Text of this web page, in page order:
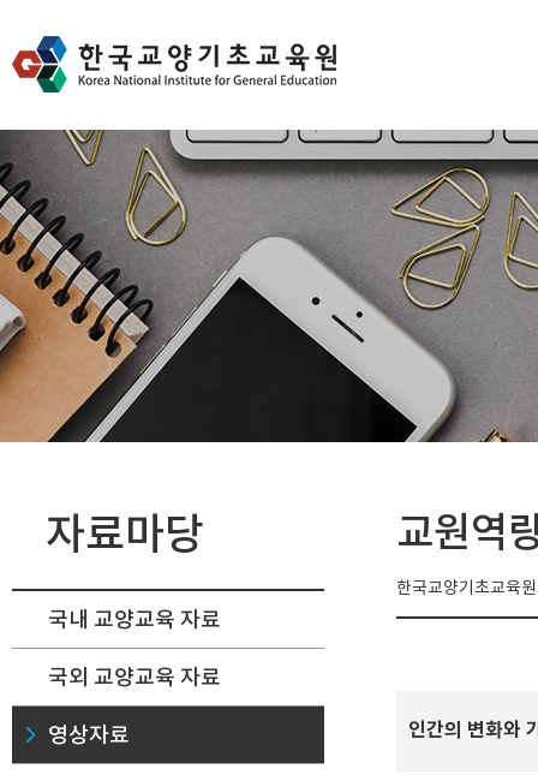
자료마당
국내 교양교육 자료
국외 교양교육 자료
영상자료
교원역
한국교양기초교육
인간의 변화와